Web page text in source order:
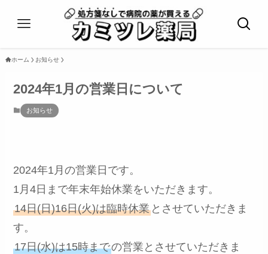
ホーム お知らせ
2024年1月の営業日について
お知らせ
2024年1月の営業日です。
1月4日まで年末年始休業をいただきます。
14日(日)16日(火)は臨時休業 とさせていただきま
す。
17日(水)は15時までの営業とさせていただきま